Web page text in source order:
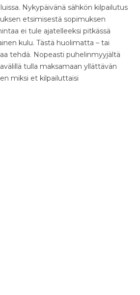
Nykypäivänä sähkön kilpailutus
etsimisestä sopimuksen
ei tule ajatelleeksi pitkässä
kulu. Tästä huolimatta – tai
tehdä. Nopeasti puhelinmyyjältä
tulla maksamaan yllättävän
miksi et kilpailuttaisi